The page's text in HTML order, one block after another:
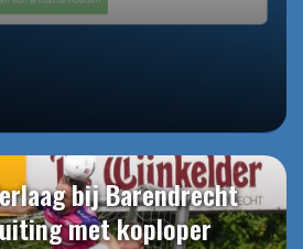
bij Barendrecht
met koploper